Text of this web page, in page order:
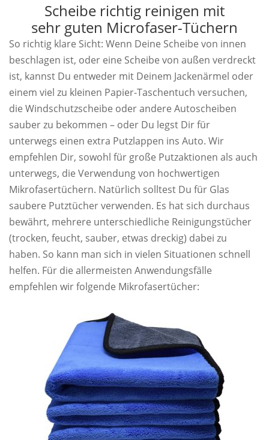
Scheibe richtig reinigen mit
sehr guten Microfaser-Tüchern
So richtig klare Sicht: Wenn Deine Scheibe von innen
beschlagen ist, oder eine Scheibe von außen verdreckt
ist, kannst Du entweder mit Deinem Jackenärmel oder
einem viel zu kleinen Papier-Taschentuch versuchen,
die Windschutzscheibe oder andere Autoscheiben
sauber zu bekommen – oder Du legst Dir für
unterwegs einen extra Putzlappen ins Auto. Wir
empfehlen Dir, sowohl für große Putzaktionen als auch
unterwegs, die Verwendung von hochwertigen
Mikrofasertüchern. Natürlich solltest Du für Glas
saubere Putztücher verwenden. Es hat sich durchaus
bewährt, mehrere unterschiedliche Reinigungstücher
(trocken, feucht, sauber, etwas dreckig) dabei zu
haben. So kann man sich in vielen Situationen schnell
helfen. Für die allermeisten Anwendungsfälle
empfehlen wir folgende Mikrofasertücher: